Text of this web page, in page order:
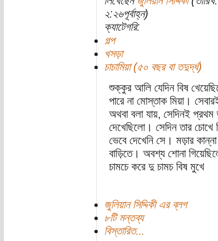
২:২৬পূর্বাহ্ন)
ক্যাটেগরি:
গল্প
খসড়া
চাচামিয়া (৫০ বছর বা তদুর্দ্ধ)
শুক্কুর আলি যেদিন বিষ
পারে না মোস্তাক মিয়া।
অথবা বলা যায়, সেদিনই
দেখেছিলো। সেদিন তার চোখে
ভেবে দেখেনি সে। মড়ার
বাড়িতে। অবশ্য শোনা
চামচে করে দু চামচ বিষ মুখে
জুলিয়ান সিদ্দিকী এর ব্লগ
৮টি মন্তব্য
বিস্তারিত...